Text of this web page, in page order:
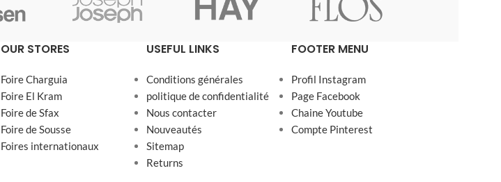
OUR STORES
Foire Charguia
Foire El Kram
Foire de Sfax
Foire de Sousse
Foires internationaux
USEFUL LINKS
Conditions générales
politique de confidentialité
Nous contacter
Nouveautés
Sitemap
Returns
FOOTER MENU
Profil Instagram
Page Facebook
Chaine Youtube
Compte Pinterest